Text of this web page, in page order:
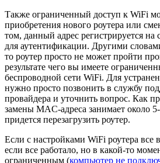
Также ограниченный доступ к WiFi
приобретения нового роутера или
том, данный адрес регистрируется на
для аутентификации. Другими
то роутер просто не может пройти
результате чего вы имеете
беспроводной сети WiFi. Для
нужно просто позвонить в службу
провайдера и уточнить вопрос. Как
замены MAC-адреса занимает около
придется перезагрузить роутер.
Если с настройками WiFi роутера все
если все работало, но в какой-то
ограниченным (компьютер не